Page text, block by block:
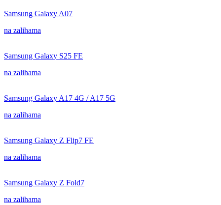
Samsung Galaxy A07
na zalihama
Samsung Galaxy S25 FE
na zalihama
Samsung Galaxy A17 4G / A17 5G
na zalihama
Samsung Galaxy Z Flip7 FE
na zalihama
Samsung Galaxy Z Fold7
na zalihama